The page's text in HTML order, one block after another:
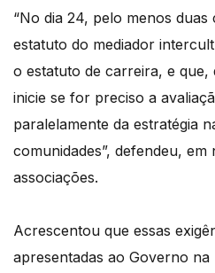
“No dia 24, pelo menos duas
estatuto do mediador
o estatuto de carreira, e que,
inicie se for preciso a
paralelamente da estratégia
comunidades”, defendeu, em
associações.
Acrescentou que essas
apresentadas ao Governo